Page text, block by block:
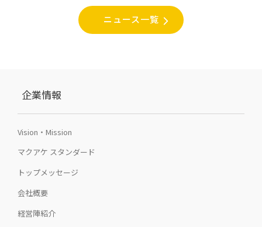
ニュース一覧
企業情報
Vision・Mission
マクアケ スタンダード
トップメッセージ
会社概要
経営陣紹介